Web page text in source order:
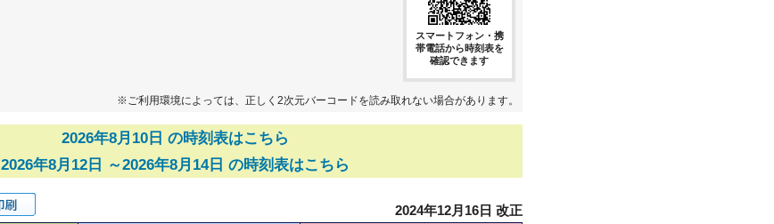
スマートフォン・携
帯電話から時刻表を
確認できます
※ご利用環境によっては、正しく2次元バーコードを読み取れない場合があります。
2026年8月10日 の時刻表はこちら
2026年8月12日 ～2026年8月14日 の時刻表はこちら
2024年12月16日 改正